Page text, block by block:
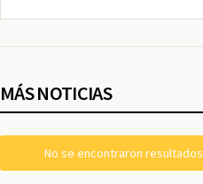
MÁS NOTICIAS
No se encontraron resultados